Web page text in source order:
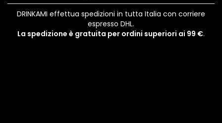
DRINKAMI effettua spedizioni in tutta Italia con corriere
espresso DHL.
La spedizione è gratuita per ordini superiori ai 99 €.